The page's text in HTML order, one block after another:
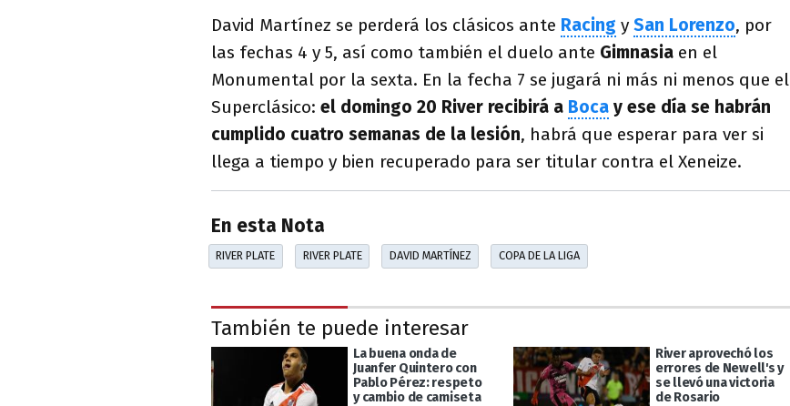
David Martínez se perderá los clásicos ante Racing y San Lorenzo, por
las fechas 4 y 5, así como también el duelo ante Gimnasia en el
Monumental por la sexta. En la fecha 7 se jugará ni más ni menos que el
Superclásico: el domingo 20 River recibirá a Boca y ese día se habrán
cumplido cuatro semanas de la lesión, habrá que esperar para ver si
llega a tiempo y bien recuperado para ser titular contra el Xeneize.
En esta Nota
RIVER PLATE RIVER PLATE DAVID MARTÍNEZ COPA DE LA LIGA
También te puede interesar
La buena onda de
Juanfer Quintero con
Pablo Pérez: respeto
y cambio de camiseta
River aprovechó los
errores de Newell's y
se llevó una victoria
de Rosario